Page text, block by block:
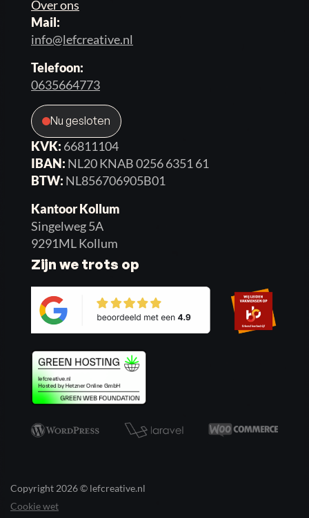
Over ons
Mail:
info@lefcreative.nl
Telefoon:
0635664773
Nu gesloten
KVK: 66811104
IBAN: NL20 KNAB 0256 6351 61
BTW: NL856706905B01
Kantoor Kollum
Singelweg 5A
9291ML Kollum
Zijn we trots op
Copyright 2026 © lefcreative.nl
Cookie wet